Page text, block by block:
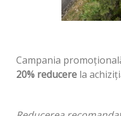
Campania
20% reducere la